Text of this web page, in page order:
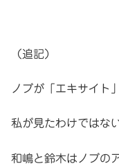
（追記）
ノブが「エキサイト
私が見たわけではな
和嶋と鈴木はノブの